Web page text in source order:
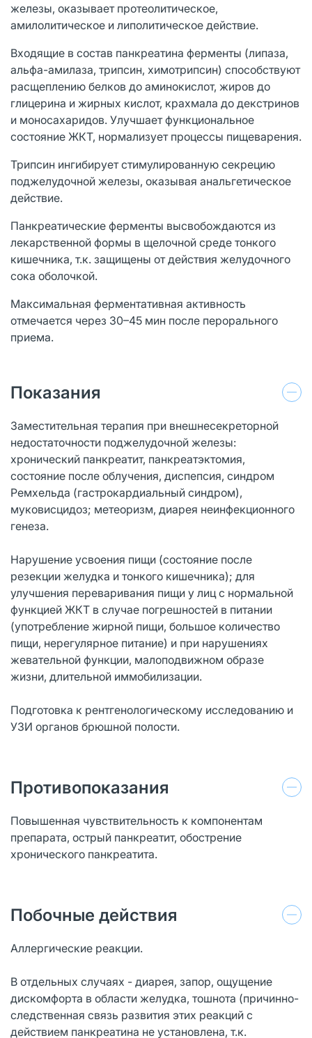
железы, оказывает протеолитическое,
амилолитическое и липолитическое действие.
Входящие в состав панкреатина ферменты (липаза,
альфа-амилаза, трипсин, химотрипсин) способствуют
расщеплению белков до аминокислот, жиров до
глицерина и жирных кислот, крахмала до декстринов
и моносахаридов. Улучшает функциональное
состояние ЖКТ, нормализует процессы пищеварения.
Трипсин ингибирует стимулированную секрецию
поджелудочной железы, оказывая анальгетическое
действие.
Панкреатические ферменты высвобождаются из
лекарственной формы в щелочной среде тонкого
кишечника, т.к. защищены от действия желудочного
сока оболочкой.
Максимальная ферментативная активность
отмечается через 30–45 мин после перорального
приема.
Показания
Заместительная терапия при внешнесекреторной
недостаточности поджелудочной железы:
хронический панкреатит, панкреатэктомия,
состояние после облучения, диспепсия, синдром
Ремхельда (гастрокардиальный синдром),
муковисцидоз; метеоризм, диарея неинфекционного
генеза.
Нарушение усвоения пищи (состояние после
резекции желудка и тонкого кишечника); для
улучшения переваривания пищи у лиц с нормальной
функцией ЖКТ в случае погрешностей в питании
(употребление жирной пищи, большое количество
пищи, нерегулярное питание) и при нарушениях
жевательной функции, малоподвижном образе
жизни, длительной иммобилизации.
Подготовка к рентгенологическому исследованию и
УЗИ органов брюшной полости.
Противопоказания
Повышенная чувствительность к компонентам
препарата, острый панкреатит, обострение
хронического панкреатита.
Побочные действия
Аллергические реакции.
В отдельных случаях - диарея, запор, ощущение
дискомфорта в области желудка, тошнота (причинно-
следственная связь развития этих реакций с
действием панкреатина не установлена, т.к.